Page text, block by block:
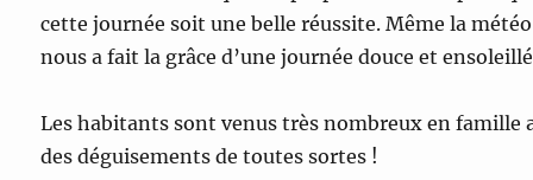
cette journée soit une belle réussite. Même la météo
nous a fait la grâce d’une journée douce et
Les habitants sont venus très nombreux en famille
des déguisements de toutes sortes !